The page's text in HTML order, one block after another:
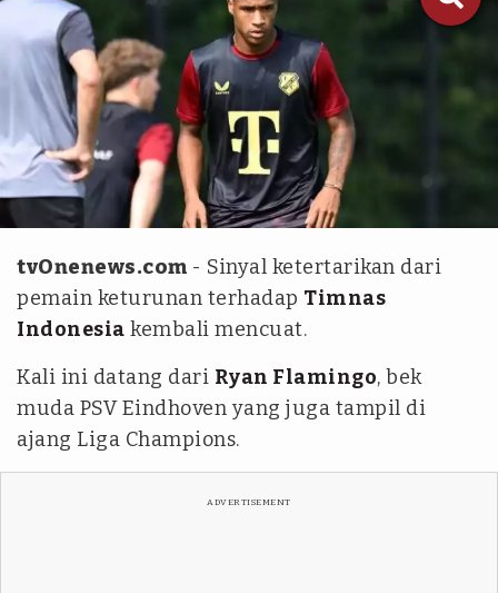
Instagram/ryanflamingo
tvOnenews.com - Sinyal ketertarikan dari
pemain keturunan terhadap Timnas
Indonesia kembali mencuat.
Kali ini datang dari Ryan Flamingo, bek
muda PSV Eindhoven yang juga tampil di
ajang Liga Champions.
ADVERTISEMENT